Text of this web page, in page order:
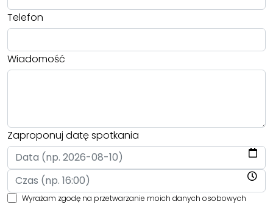
Telefon
Wiadomość
Zaproponuj datę spotkania
Wyrażam zgodę na przetwarzanie moich danych osobowych